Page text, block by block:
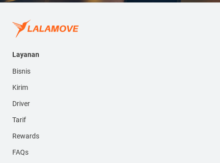
Layanan
Bisnis
Kirim
Driver
Tarif
Rewards
FAQs